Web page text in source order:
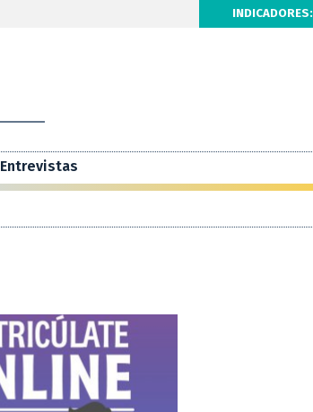
INDICADORES:
Entrevistas